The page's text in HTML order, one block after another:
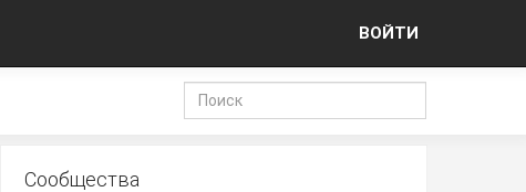
ВОЙТИ
Сообщества